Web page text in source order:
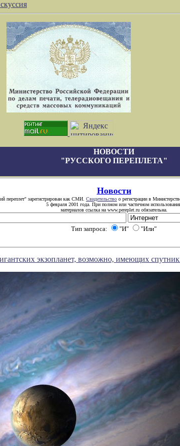
НОВОСТИ
"РУССКОГО ПЕРЕПЛЕТА"
Новости
переплет" зарегистрирован как СМИ. Свидетельство о регистрации в
5 февраля 2001 года. При полном или частичном
материалов ссылка на www.pereplet.ru обязательна.
Тип запроса: "И" "Или"
экзопланет, возможно, имеющих